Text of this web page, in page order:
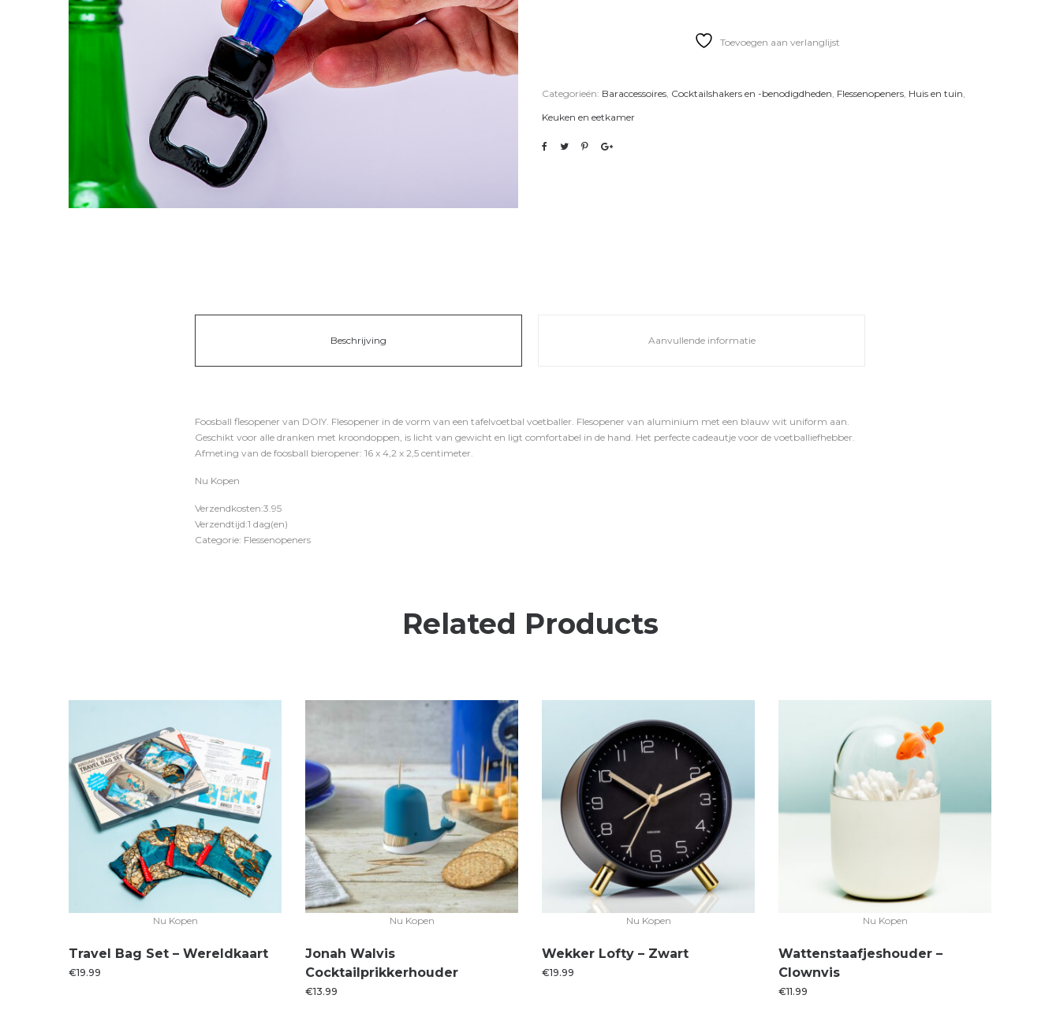
Toevoegen aan verlanglijst
Categorieën: Baraccessoires, Cocktailshakers en -benodigdheden, Flessenopeners, Huis en tuin,
Keuken en eetkamer
Beschrijving Aanvullende informatie
Foosball flesopener van DOIY. Flesopener in de vorm van een tafelvoetbal voetballer. Flesopener van aluminium met een blauw wit uniform aan.
Geschikt voor alle dranken met kroondoppen, is licht van gewicht en ligt comfortabel in de hand. Het perfecte cadeautje voor de voetballiefhebber.
Afmeting van de foosball bieropener: 16 x 4,2 x 2,5 centimeter.
Nu Kopen
Verzendkosten:3.95
Verzendtijd:1 dag(en)
Categorie: Flessenopeners
Related Products
Nu Kopen
Travel Bag Set – Wereldkaart
€19.99
Nu Kopen
Jonah Walvis
Cocktailprikkerhouder
€13.99
Nu Kopen
Wekker Lofty – Zwart
€19.99
Nu Kopen
Wattenstaafjeshouder –
Clownvis
€11.99